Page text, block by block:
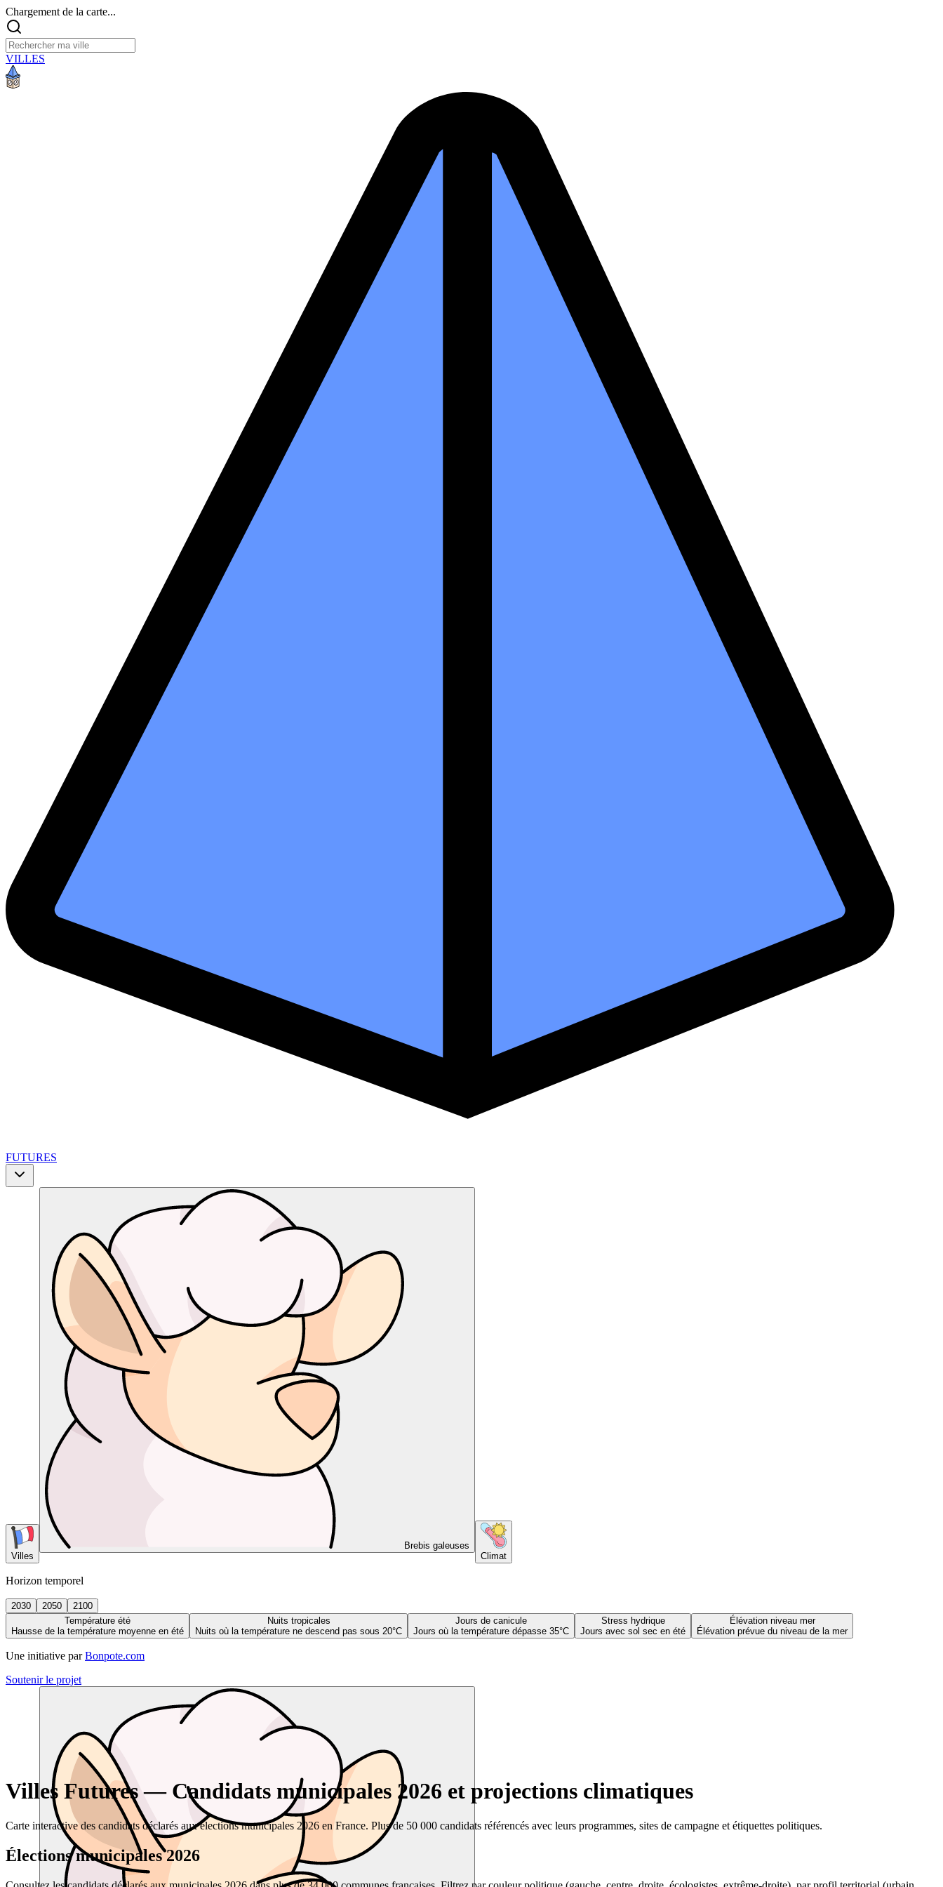
Chargement de la carte...
VILLES
FUTURES
Villes
Brebis galeuses
Climat
Horizon temporel
2030 2050
2100
Température été
Hausse de la température moyenne en été
Nuits tropicales
Nuits où la température ne descend pas sous 20°C
Jours de canicule
Jours où la température dépasse 35°C
Stress hydrique
Jours avec sol sec en été
Élévation niveau mer
Élévation prévue du niveau de la mer
Une initiative par Bonpote.com
Soutenir le projet
Villes Futures — Candidats municipales 2026 et projections climatiques
Carte interactive des candidats déclarés aux élections municipales 2026 en France. Plus de 50 000 candidats référencés avec leurs programmes, sites de campagne et étiquettes politiques.
Élections municipales 2026